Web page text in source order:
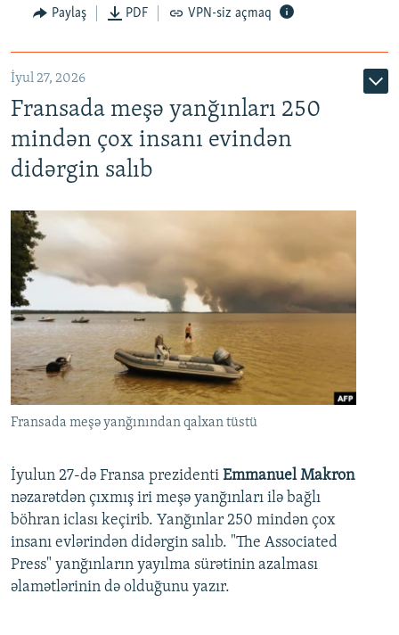
Paylaş PDF VPN-siz açmaq
İyul 27, 2026
Fransada meşə yanğınları 250
mindən çox insanı evindən
didərgin salıb
Fransada meşə yanğınından qalxan tüstü
İyulun 27-də Fransa prezidenti Emmanuel Makron
nəzarətdən çıxmış iri meşə yanğınları ilə bağlı
böhran iclası keçirib. Yanğınlar 250 mindən çox
insanı evlərindən didərgin salıb. "The Associated
Press" yanğınların yayılma sürətinin azalması
əlamətlərinin də olduğunu yazır.